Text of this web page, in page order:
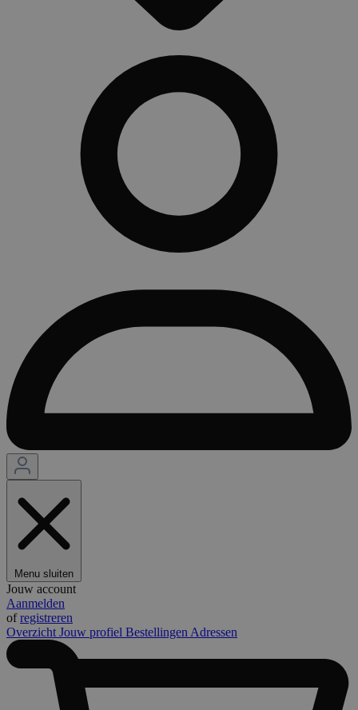
Menu sluiten
Jouw account
Aanmelden
ofregistreren
Overzicht Jouw profiel Bestellingen Adressen